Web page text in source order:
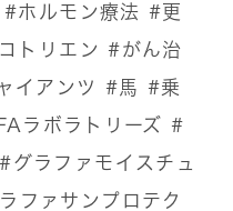
#ホルモン療法 #更
トリエン #がん治
イアンツ #馬
#乗
ラボラトリーズ #
#グラファモイスチュ
ファサンプロテク